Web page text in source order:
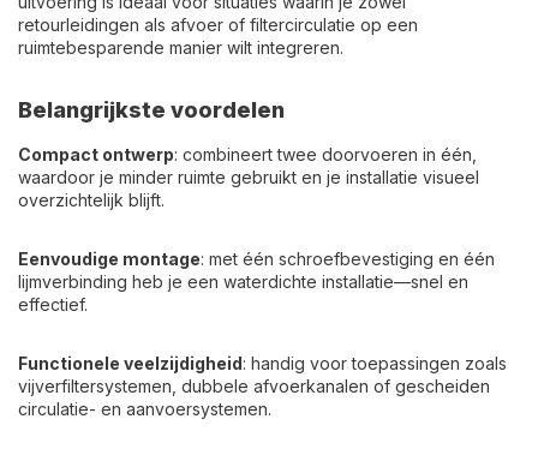
retourleidingen als afvoer of filtercirculatie op een
ruimtebesparende manier wilt integreren.
Belangrijkste voordelen
Compact ontwerp: combineert twee doorvoeren in één,
waardoor je minder ruimte gebruikt en je installatie visueel
overzichtelijk blijft.
Eenvoudige montage: met één schroefbevestiging en één
lijmverbinding heb je een waterdichte installatie—snel en
effectief.
Functionele veelzijdigheid: handig voor toepassingen zoals
vijverfiltersystemen, dubbele afvoerkanalen of gescheiden
circulatie- en aanvoersystemen.